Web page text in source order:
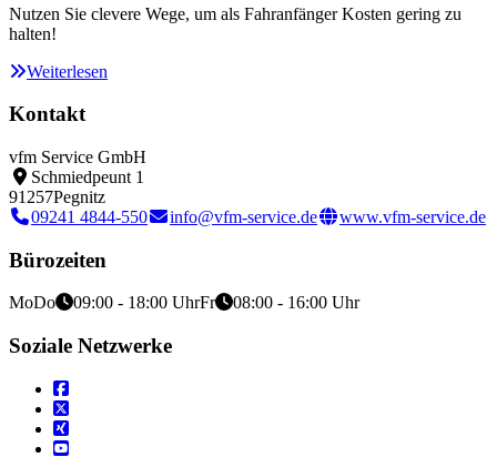
Nutzen Sie clevere Wege, um als Fahranfänger Kosten gering zu
halten!
Weiterlesen
Kontakt
vfm Service GmbH
Schmiedpeunt 1
91257Pegnitz
09241 4844-550
info@vfm-service.de www.vfm-service.de
Bürozeiten
MoDo 09:00 - 18:00 UhrFr 08:00 - 16:00 Uhr
Soziale Netzwerke